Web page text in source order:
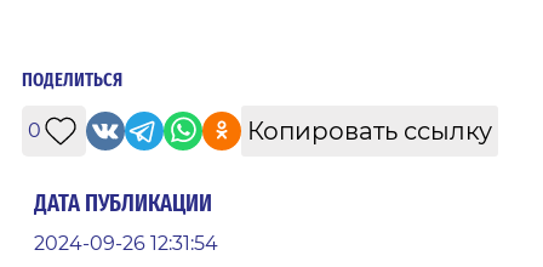
ПОДЕЛИТЬСЯ
0 Копировать ссылку
ДАТА ПУБЛИКАЦИИ
2024-09-26 12:31:54